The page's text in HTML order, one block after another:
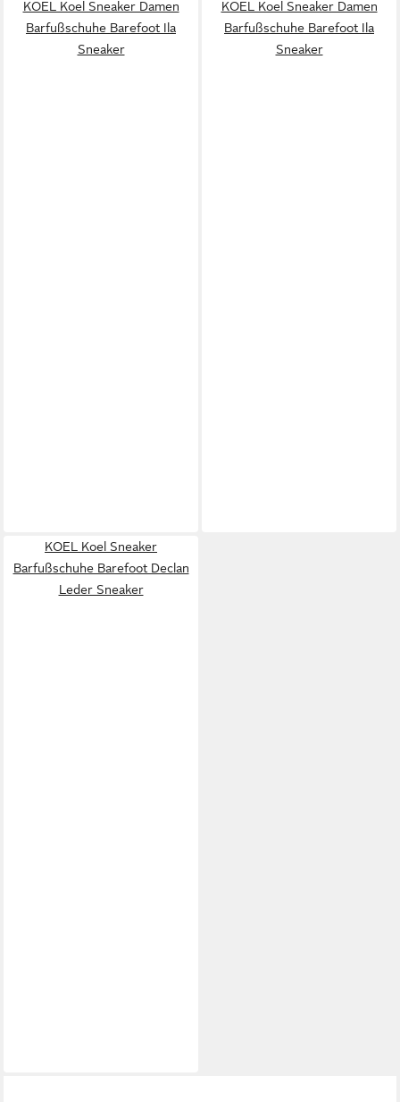
KOEL Koel Sneaker Damen
Barfußschuhe Barefoot Ila
Sneaker
KOEL Koel Sneaker Damen
Barfußschuhe Barefoot Ila
Sneaker
KOEL Koel Sneaker
Barfußschuhe Barefoot Declan
Leder Sneaker